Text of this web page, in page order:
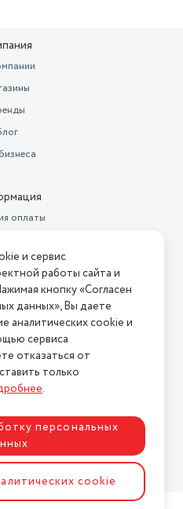
оплаты
возврата
Напишите нам
У нас есть всё!
ASTDESIGN
и сервис
работы сайта и
кнопку «Согласен
данных», Вы даете
аналитических cookie и
сервиса
отказаться от
только
.
персональных
cookie